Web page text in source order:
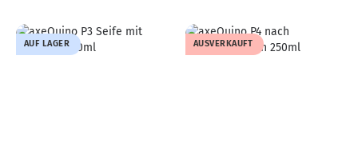
AUF LAGER AUSVERKAUFT